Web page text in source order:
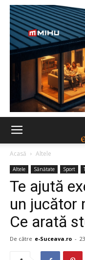
Acasă Altele
Altele Sănătate Sport
Te ajută
un jucător
Ce arată
De către e-Suceava.ro -